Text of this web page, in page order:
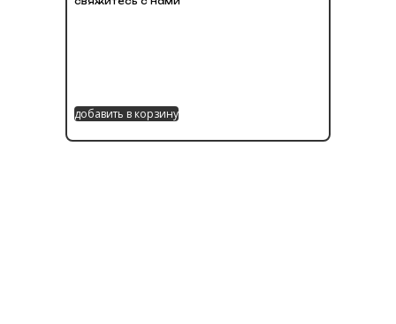
добавить в корзину